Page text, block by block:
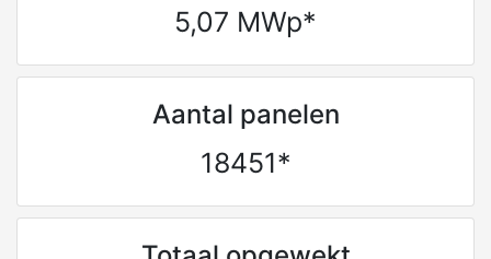
5,07 MWp*
Aantal panelen
18451*